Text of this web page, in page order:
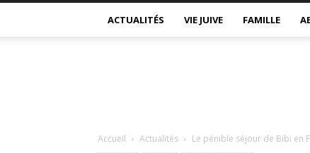
ACTUALITÉS VIE JUIVE FAMILLE
Accueil Actualités Le pénible séjour de Bibi en